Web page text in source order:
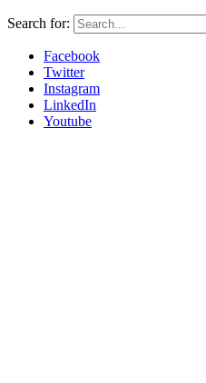
Search for:
Facebook
Twitter
Instagram
LinkedIn
Youtube